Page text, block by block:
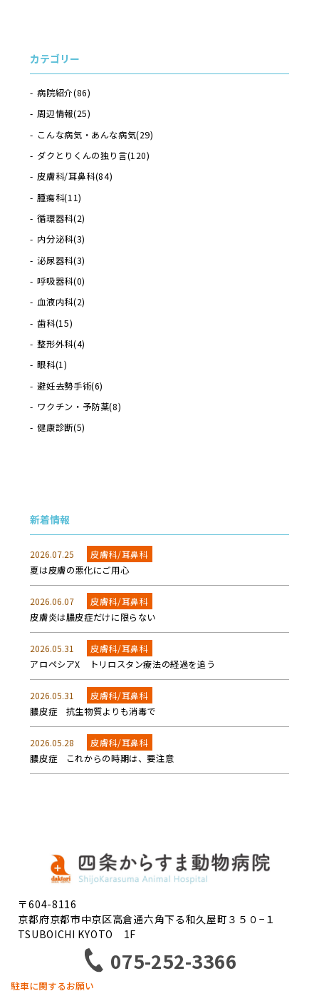
カテゴリー
病院紹介(86)
周辺情報(25)
こんな病気・あんな病気(29)
ダクとりくんの独り言(120)
皮膚科/耳鼻科(84)
腫瘍科(11)
循環器科(2)
内分泌科(3)
泌尿器科(3)
呼吸器科(0)
血液内科(2)
歯科(15)
整形外科(4)
眼科(1)
避妊去勢手術(6)
ワクチン・予防薬(8)
健康診断(5)
新着情報
2026.07.25 皮膚科/耳鼻科
夏は皮膚の悪化にご用心
2026.06.07 皮膚科/耳鼻科
皮膚炎は膿皮症だけに限らない
2026.05.31 皮膚科/耳鼻科
アロペシアX トリロスタン療法の経過を追う
2026.05.31 皮膚科/耳鼻科
膿皮症 抗生物質よりも消毒で
2026.05.28 皮膚科/耳鼻科
膿皮症 これからの時期は、要注意
〒604-8116
京都府京都市中京区高倉通六角下る和久屋町３５０−１
TSUBOICHI KYOTO 1F
075-252-3366
駐車に関するお願い